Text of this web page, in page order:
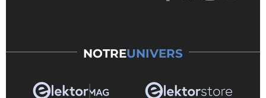
NOTREUNIVERS